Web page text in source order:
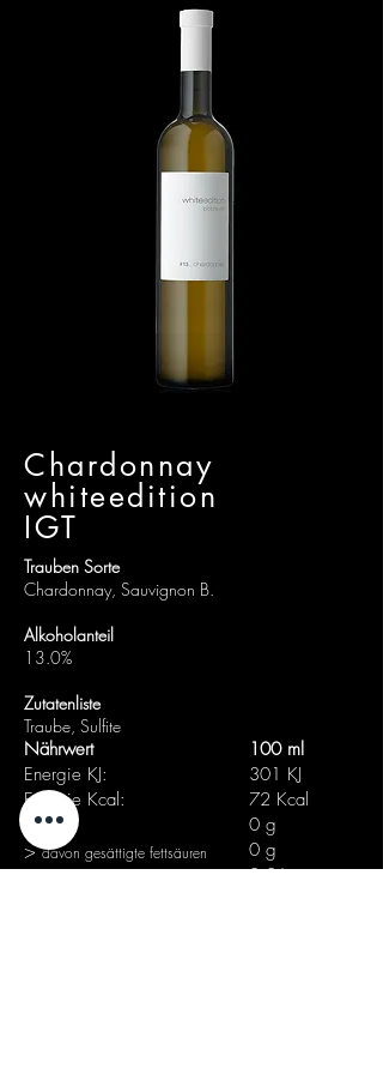
Chardonnay
whiteedition
IGT
Trauben Sorte
Chardonnay, Sauvignon B.
Alkoholanteil
13.0%
Zutatenliste
Traube, Sulfite
Nährwert
Energie KJ:
Energie Kcal:
Fett:
>davon gesättigte fettsäuren
100 ml
301 KJ
72 Kcal
0 g
0 g
0.06 g